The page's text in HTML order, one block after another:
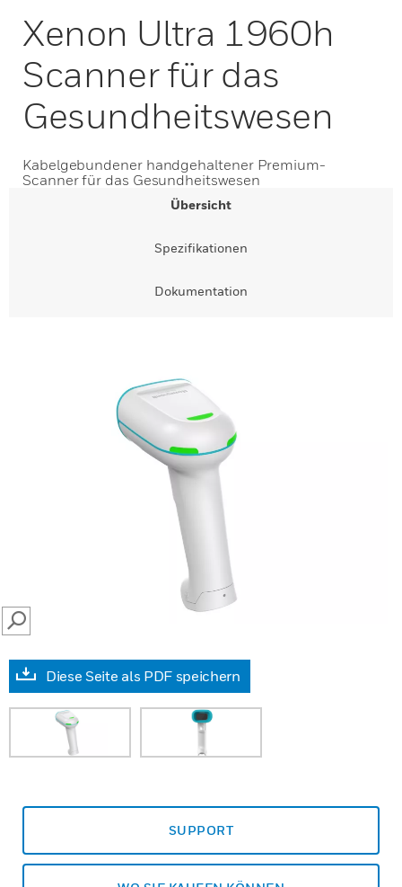
Xenon Ultra 1960h
Scanner für das
Gesundheitswesen
Kabelgebundener handgehaltener Premium-
Scanner für das Gesundheitswesen
Übersicht
Spezifikationen
Dokumentation
SEARCH
Diese Seite als PDF speichern
SUPPORT